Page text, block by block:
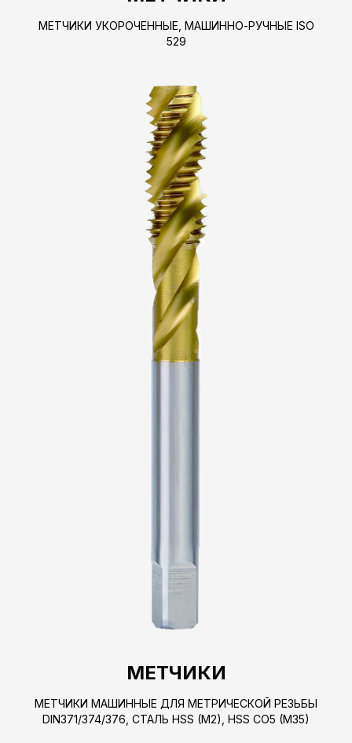
МЕТЧИКИ УКОРОЧЕННЫЕ, МАШИННО-РУЧНЫЕ ISO
529
МЕТЧИКИ
МЕТЧИКИ МАШИННЫЕ ДЛЯ МЕТРИЧЕСКОЙ РЕЗЬБЫ
DIN371/374/376, СТАЛЬ HSS (M2), HSS CO5 (M35)